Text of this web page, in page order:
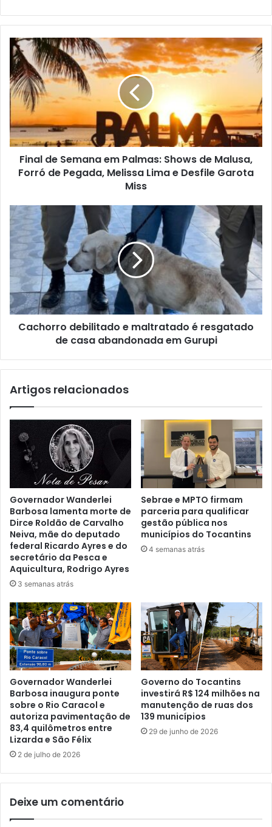
b
s
i
t
e
Final de Semana em Palmas: Shows de Malusa,
Forró de Pegada, Melissa Lima e Desfile Garota
Miss
Cachorro debilitado e maltratado é resgatado
de casa abandonada em Gurupi
Artigos relacionados
Governador Wanderlei
Barbosa lamenta morte de
Dirce Roldão de Carvalho
Neiva, mãe do deputado
federal Ricardo Ayres e do
secretário da Pesca e
Aquicultura, Rodrigo Ayres
3 semanas atrás
Sebrae e MPTO firmam
parceria para qualificar
gestão pública nos
municípios do Tocantins
4 semanas atrás
Governador Wanderlei
Barbosa inaugura ponte
sobre o Rio Caracol e
autoriza pavimentação de
83,4 quilômetros entre
Lizarda e São Félix
2 de julho de 2026
Governo do Tocantins
investirá R$ 124 milhões na
manutenção de ruas dos
139 municípios
29 de junho de 2026
Deixe um comentário